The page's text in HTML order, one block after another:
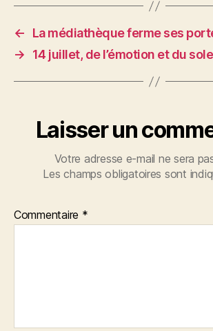
←
La médiathèque ferme ses
→
14 juillet, de l’émotion et du
Laisser un
Votre adresse e-mail ne sera
Les champs obligatoires sont
Commentaire *